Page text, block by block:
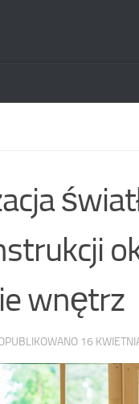
wnętrz
16